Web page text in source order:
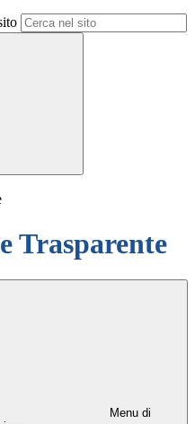
Trasparente
Menu di